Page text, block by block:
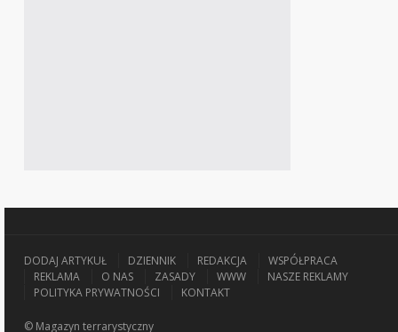
DODAJ ARTYKUŁ DZIENNIK REDAKCJA
WSPÓŁPRACA
REKLAMA
O NAS ZASADY WWW
NASZE REKLAMY
POLITYKA PRYWATNOŚCI
KONTAKT
© Magazyn terrarystyczny